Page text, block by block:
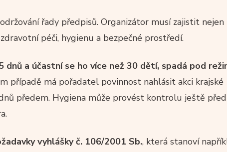
řady předpisů. Organizátor musí zajistit nejen
péči, hygienu a bezpečné prostředí.
dnů a účastní se ho více než 30 dětí, spadá pod
případě má pořadatel povinnost nahlásit akci krajské
předem. Hygiena může provést kontrolu ještě před
vyhlášky č. 106/2001 Sb., která stanoví